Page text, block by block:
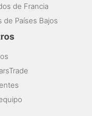
de Francia
de Países Bajos